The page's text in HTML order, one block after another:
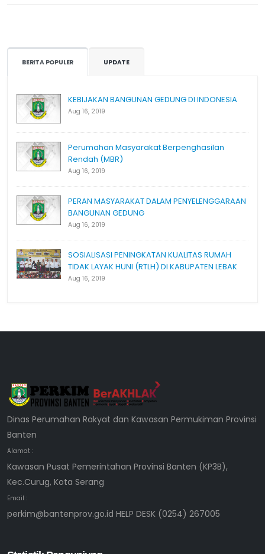
BERITA POPULER UPDATE
KEBIJAKAN BANGUNAN GEDUNG DI INDONESIA
Aug 16, 2019
Perumahan Masyarakat Berpenghasilan
Rendah (MBR)
Aug 16, 2019
PERAN MASYARAKAT DALAM PENYELENGGARAAN
BANGUNAN GEDUNG
Aug 16, 2019
SOSIALISASI PENINGKATAN KUALITAS RUMAH
TIDAK LAYAK HUNI (RTLH) DI KABUPATEN LEBAK
Aug 16, 2019
Dinas Perumahan Rakyat dan Kawasan Permukiman Provinsi
Banten
Alamat :
Kawasan Pusat Pemerintahan Provinsi Banten (KP3B),
Kec.Curug, Kota Serang
Email :
perkim@bantenprov.go.id HELP DESK (0254) 267005